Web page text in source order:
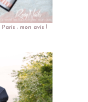
: mon avis !